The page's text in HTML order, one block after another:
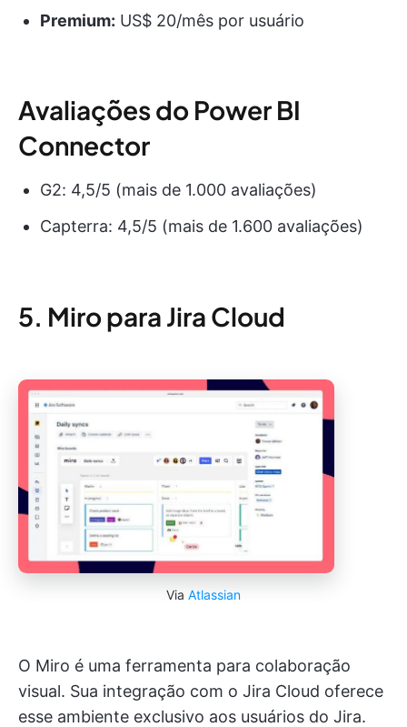
Premium: US$ 20/mês por usuário
Avaliações do Power BI
Connector
G2: 4,5/5 (mais de 1.000 avaliações)
Capterra: 4,5/5 (mais de 1.600 avaliações)
5. Miro para Jira Cloud
Via Atlassian
O Miro é uma ferramenta para colaboração
visual. Sua integração com o Jira Cloud oferece
esse ambiente exclusivo aos usuários do Jira.